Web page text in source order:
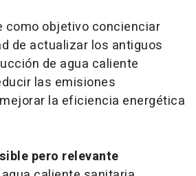
como objetivo concienciar
de actualizar los antiguos
de agua caliente
las emisiones
la eficiencia energética
pero relevante